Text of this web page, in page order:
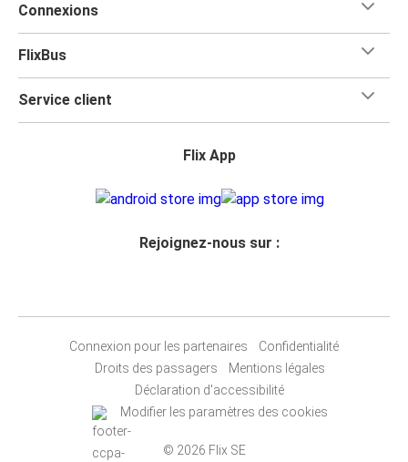
Connexions
FlixBus
Service client
Flix App
Rejoignez-nous sur :
Connexion pour les partenaires
Confidentialité
Droits des passagers
Mentions légales
Déclaration d'accessibilité
Modifier les paramètres des cookies
© 2026 Flix SE